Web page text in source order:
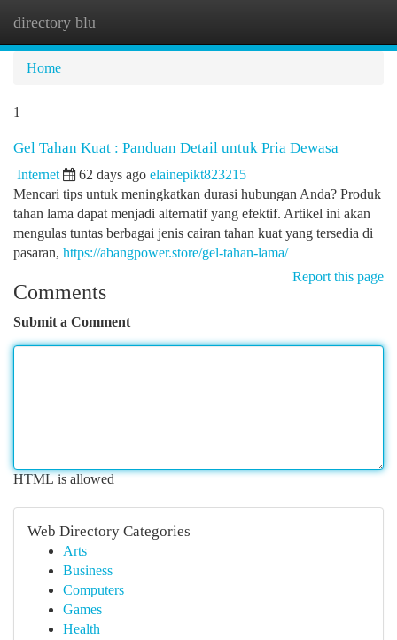
directory blu
Home
1
Gel Tahan Kuat : Panduan Detail untuk Pria Dewasa
Internet 62 days ago elainepikt823215
Mencari tips untuk meningkatkan durasi hubungan Anda? Produk
tahan lama dapat menjadi alternatif yang efektif. Artikel ini akan
mengulas tuntas berbagai jenis cairan tahan kuat yang tersedia di
pasaran, https://abangpower.store/gel-tahan-lama/
Report this page
Comments
Submit a Comment
HTML is allowed
Web Directory Categories
Arts
Business
Computers
Games
Health